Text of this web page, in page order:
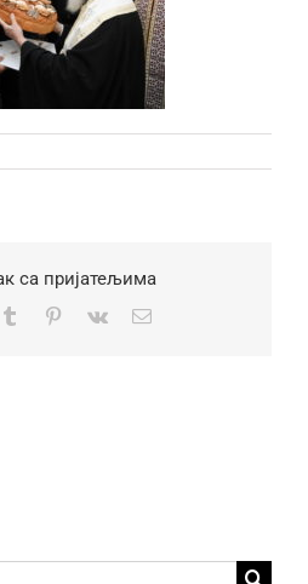
са пријатељима
Tumblr Pinterest
Vk Email